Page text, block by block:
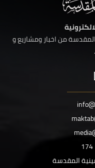
من اخبار ومشاريع و
174
المقدسة